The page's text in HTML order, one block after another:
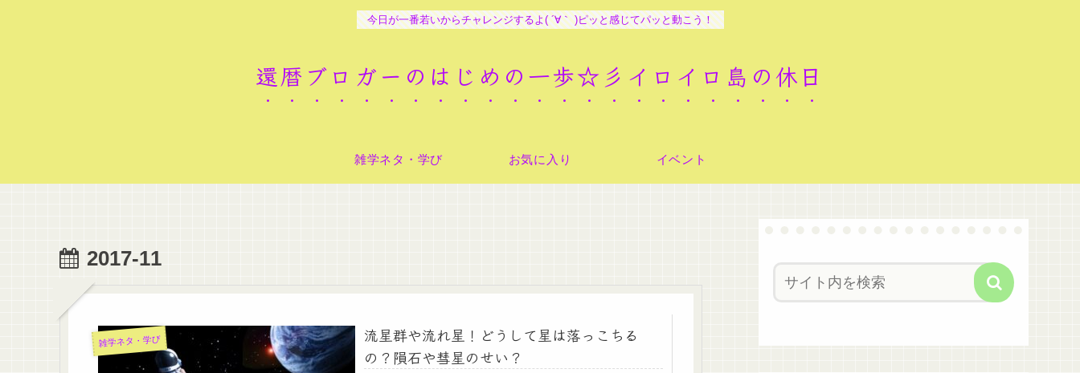
今日が一番若いからチャレンジするよ( ´∀｀ )ピッと感じてパッと動こう！
還暦ブロガーのはじめの一歩☆彡イロイロ島の休日
雑学ネタ・学び お気に入り イベント
2017-11
雑学ネタ・学び
流星群や流れ星！どうして星は落っこちる
の？隕石や彗星のせい？